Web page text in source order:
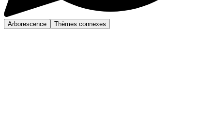
Arborescence Thèmes connexes